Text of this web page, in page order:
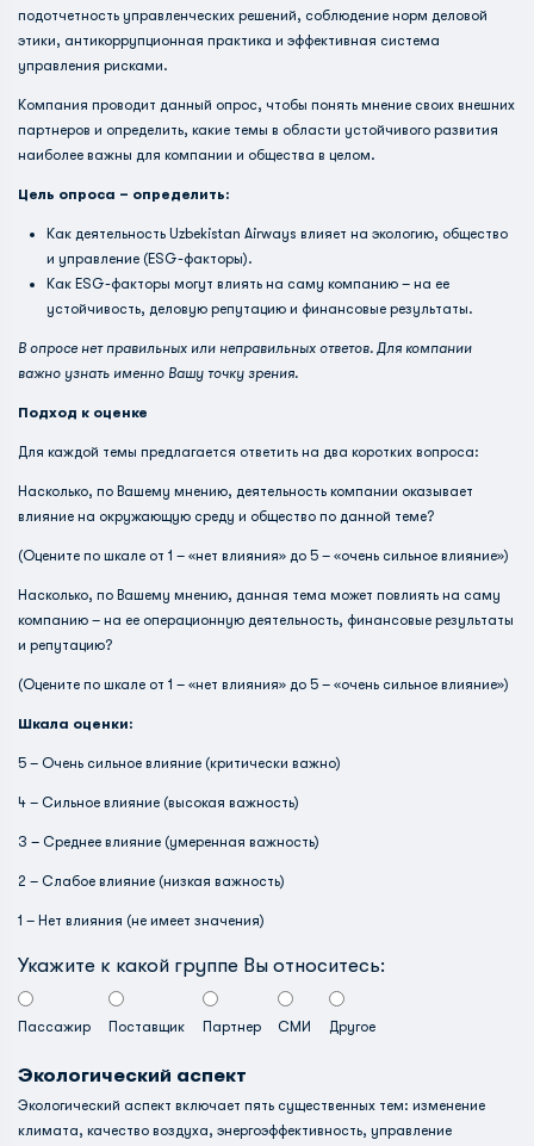
подотчетность управленческих решений, соблюдение норм деловой
этики, антикоррупционная практика и эффективная система
управления рисками.
Компания проводит данный опрос, чтобы понять мнение своих внешних
партнеров и определить, какие темы в области устойчивого развития
наиболее важны для компании и общества в целом.
Цель опроса – определить:
Как деятельность Uzbekistan Airways влияет на экологию, общество
и управление (ESG-факторы).
Как ESG-факторы могут влиять на саму компанию – на ее
устойчивость, деловую репутацию и финансовые результаты.
В опросе нет правильных или неправильных ответов. Для компании
важно узнать именно Вашу точку зрения.
Подход к оценке
Для каждой темы предлагается ответить на два коротких вопроса:
Насколько, по Вашему мнению, деятельность компании оказывает
влияние на окружающую среду и общество по данной теме?
(Оцените по шкале от 1 – «нет влияния» до 5 – «очень сильное влияние»)
Насколько, по Вашему мнению, данная тема может повлиять на саму
компанию – на ее операционную деятельность, финансовые результаты
и репутацию?
(Оцените по шкале от 1 – «нет влияния» до 5 – «очень сильное влияние»)
Шкала оценки:
5 – Очень сильное влияние (критически важно)
4 – Сильное влияние (высокая важность)
3 – Среднее влияние (умеренная важность)
2 – Слабое влияние (низкая важность)
1 – Нет влияния (не имеет значения)
Укажите к какой группе Вы относитесь:
Пассажир Поставщик Партнер СМИ Другое
Экологический аспект
Экологический аспект включает пять существенных тем: изменение
климата, качество воздуха, энергоэффективность, управление